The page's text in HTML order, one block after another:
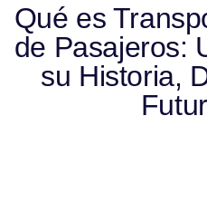
Qué es
de Pasajeros:
su Historia,